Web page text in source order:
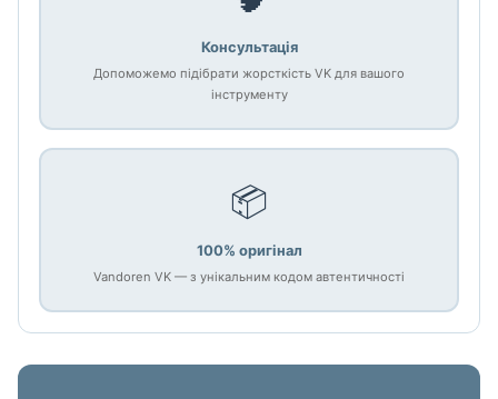
Консультація
Допоможемо підібрати жорсткість VK для вашого
інструменту
📦
100% оригінал
Vandoren VK — з унікальним кодом автентичності